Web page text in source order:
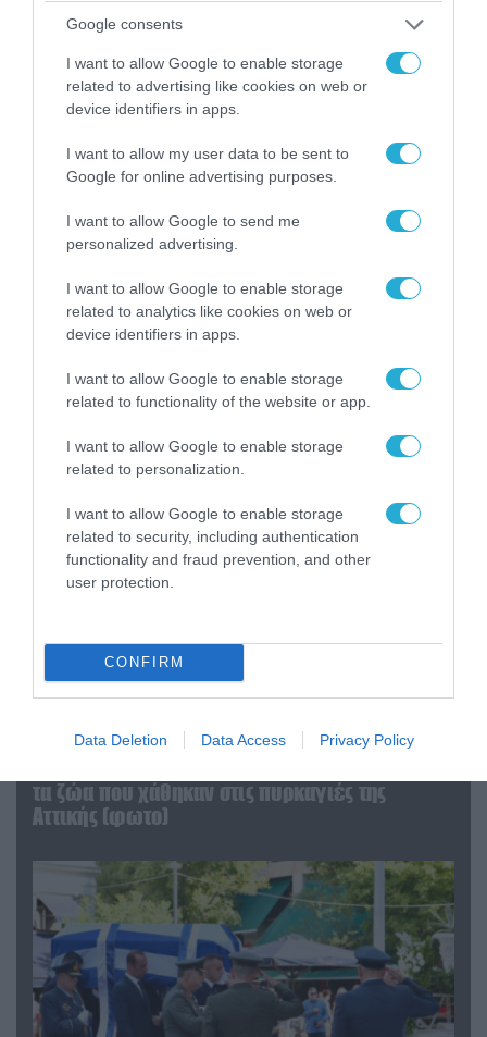
Google consents
I want to allow Google to enable storage
related to advertising like cookies on web or
device identifiers in apps.
I want to allow my user data to be sent to
Google for online advertising purposes.
I want to allow Google to send me
personalized advertising.
I want to allow Google to enable storage
related to analytics like cookies on web or
device identifiers in apps.
I want to allow Google to enable storage
related to functionality of the website or app.
I want to allow Google to enable storage
related to personalization.
I want to allow Google to enable storage
related to security, including authentication
functionality and fraud prevention, and other
user protection.
CONFIRM
Data Deletion Data Access Privacy Policy
Κωνσταντίνο Ζούλα από τον ΣΚΑΪ – Ο λόγος της
απομάκρυνσής του
«Επιχείρηση ελεύθερα πεζοδρόμια» στην
Αθήνα: Απομακρύνθηκαν παράνομα
06.08.2026 | 09:03
τα ζώα που χάθηκαν στις πυρκαγιές της
Αττικής (φωτο)